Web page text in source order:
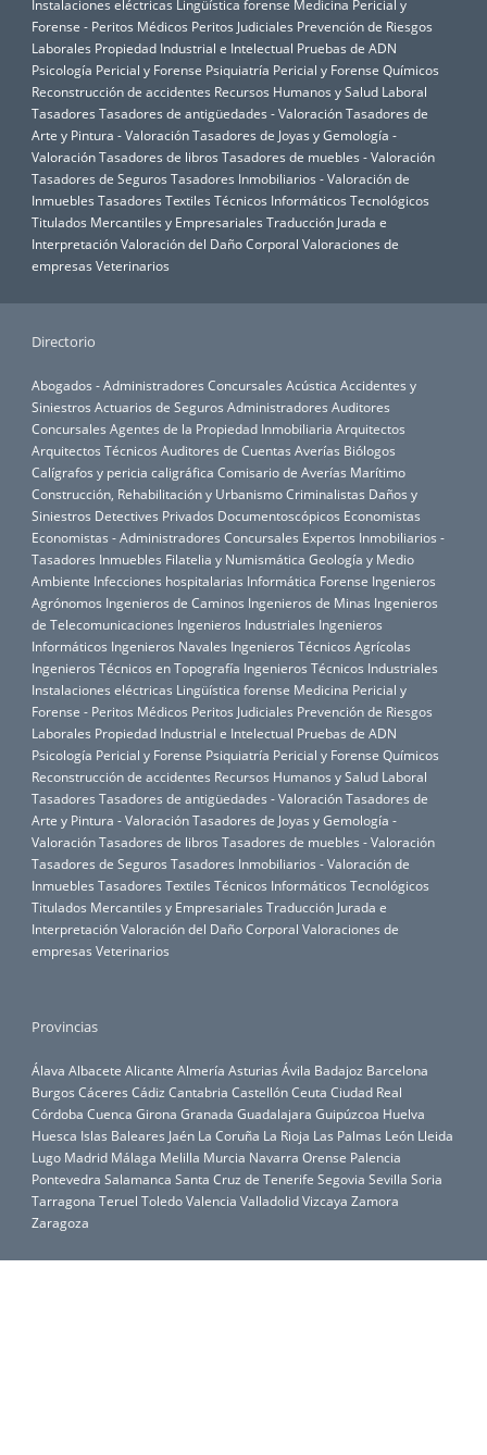
Instalaciones eléctricas Lingüística forense Medicina Pericial y
Forense - Peritos Médicos Peritos Judiciales Prevención de Riesgos
Laborales Propiedad Industrial e Intelectual Pruebas de ADN
Psicología Pericial y Forense Psiquiatría Pericial y Forense Químicos
Reconstrucción de accidentes Recursos Humanos y Salud Laboral
Tasadores Tasadores de antigüedades - ValoraciónTasadores de
Arte y Pintura - ValoraciónTasadores de Joyas y Gemología -
ValoraciónTasadores de libros Tasadores de muebles - Valoración
Tasadores de Seguros Tasadores Inmobiliarios - Valoración de
Inmuebles Tasadores Textiles Técnicos Informáticos Tecnológicos
Titulados Mercantiles y Empresariales Traducción Jurada e
InterpretaciónValoración del Daño Corporal Valoraciones de
empresas Veterinarios
Directorio
Abogados - Administradores Concursales Acústica Accidentes y
Siniestros Actuarios de Seguros Administradores Auditores
Concursales Agentes de la Propiedad Inmobiliaria Arquitectos
Arquitectos Técnicos Auditores de Cuentas Averías Biólogos
Calígrafos y pericia caligráfica Comisario de Averías Marítimo
Construcción, Rehabilitación y UrbanismoCriminalistas Daños y
Siniestros Detectives Privados Documentoscópicos Economistas
Economistas - Administradores Concursales Expertos Inmobiliarios -
Tasadores Inmuebles Filatelia y Numismática Geología y Medio
Ambiente Infecciones hospitalarias Informática Forense Ingenieros
Agrónomos Ingenieros de Caminos Ingenieros de Minas Ingenieros
de Telecomunicaciones Ingenieros Industriales Ingenieros
Informáticos Ingenieros Navales Ingenieros Técnicos Agrícolas
Ingenieros Técnicos en Topografía Ingenieros Técnicos Industriales
Instalaciones eléctricas Lingüística forense Medicina Pericial y
Forense - Peritos Médicos Peritos Judiciales Prevención de Riesgos
Laborales Propiedad Industrial e Intelectual Pruebas de ADN
Psicología Pericial y Forense Psiquiatría Pericial y Forense Químicos
Reconstrucción de accidentes Recursos Humanos y Salud Laboral
Tasadores Tasadores de antigüedades - ValoraciónTasadores de
Arte y Pintura - ValoraciónTasadores de Joyas y Gemología -
ValoraciónTasadores de libros Tasadores de muebles - Valoración
Tasadores de Seguros Tasadores Inmobiliarios - Valoración de
Inmuebles Tasadores Textiles Técnicos Informáticos Tecnológicos
Titulados Mercantiles y Empresariales Traducción Jurada e
InterpretaciónValoración del Daño Corporal Valoraciones de
empresas Veterinarios
Provincias
Álava Albacete Alicante Almería Asturias Ávila Badajoz Barcelona
Burgos Cáceres Cádiz Cantabria CastellónCeuta Ciudad Real
Córdoba Cuenca Girona Granada Guadalajara Guipúzcoa Huelva
Huesca Islas Baleares Jaén La Coruña La Rioja Las Palmas León Lleida
Lugo Madrid Málaga Melilla Murcia Navarra Orense Palencia
Pontevedra Salamanca Santa Cruz de Tenerife Segovia Sevilla Soria
Tarragona Teruel ToledoValencia ValladolidVizcaya Zamora
Zaragoza